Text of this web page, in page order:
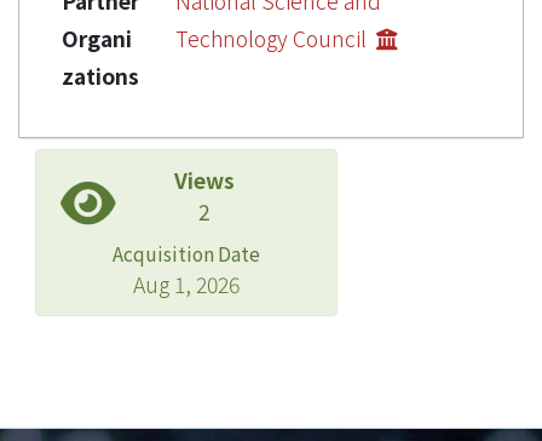
Organi
zations
Technology Council
Views
2
Acquisition Date
Aug 1, 2026